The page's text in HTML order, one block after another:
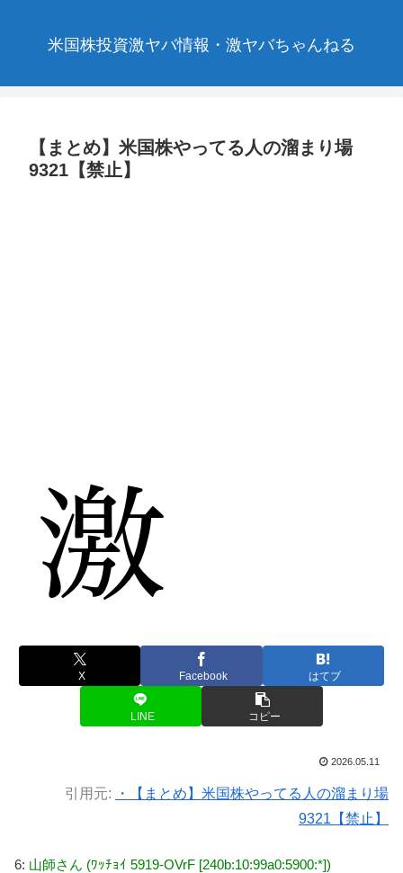
米国株投資激ヤバ情報・激ヤバちゃんねる
【まとめ】米国株やってる人の溜まり場
9321【禁止】
X Facebook はてブ
LINE コピー
2026.05.11
引用元:
・【まとめ】米国株やってる人の溜まり場
9321【禁止】
6: 山師さん (ﾜｯﾁｮｲ 5919-OVrF [240b:10:99a0:5900:*])